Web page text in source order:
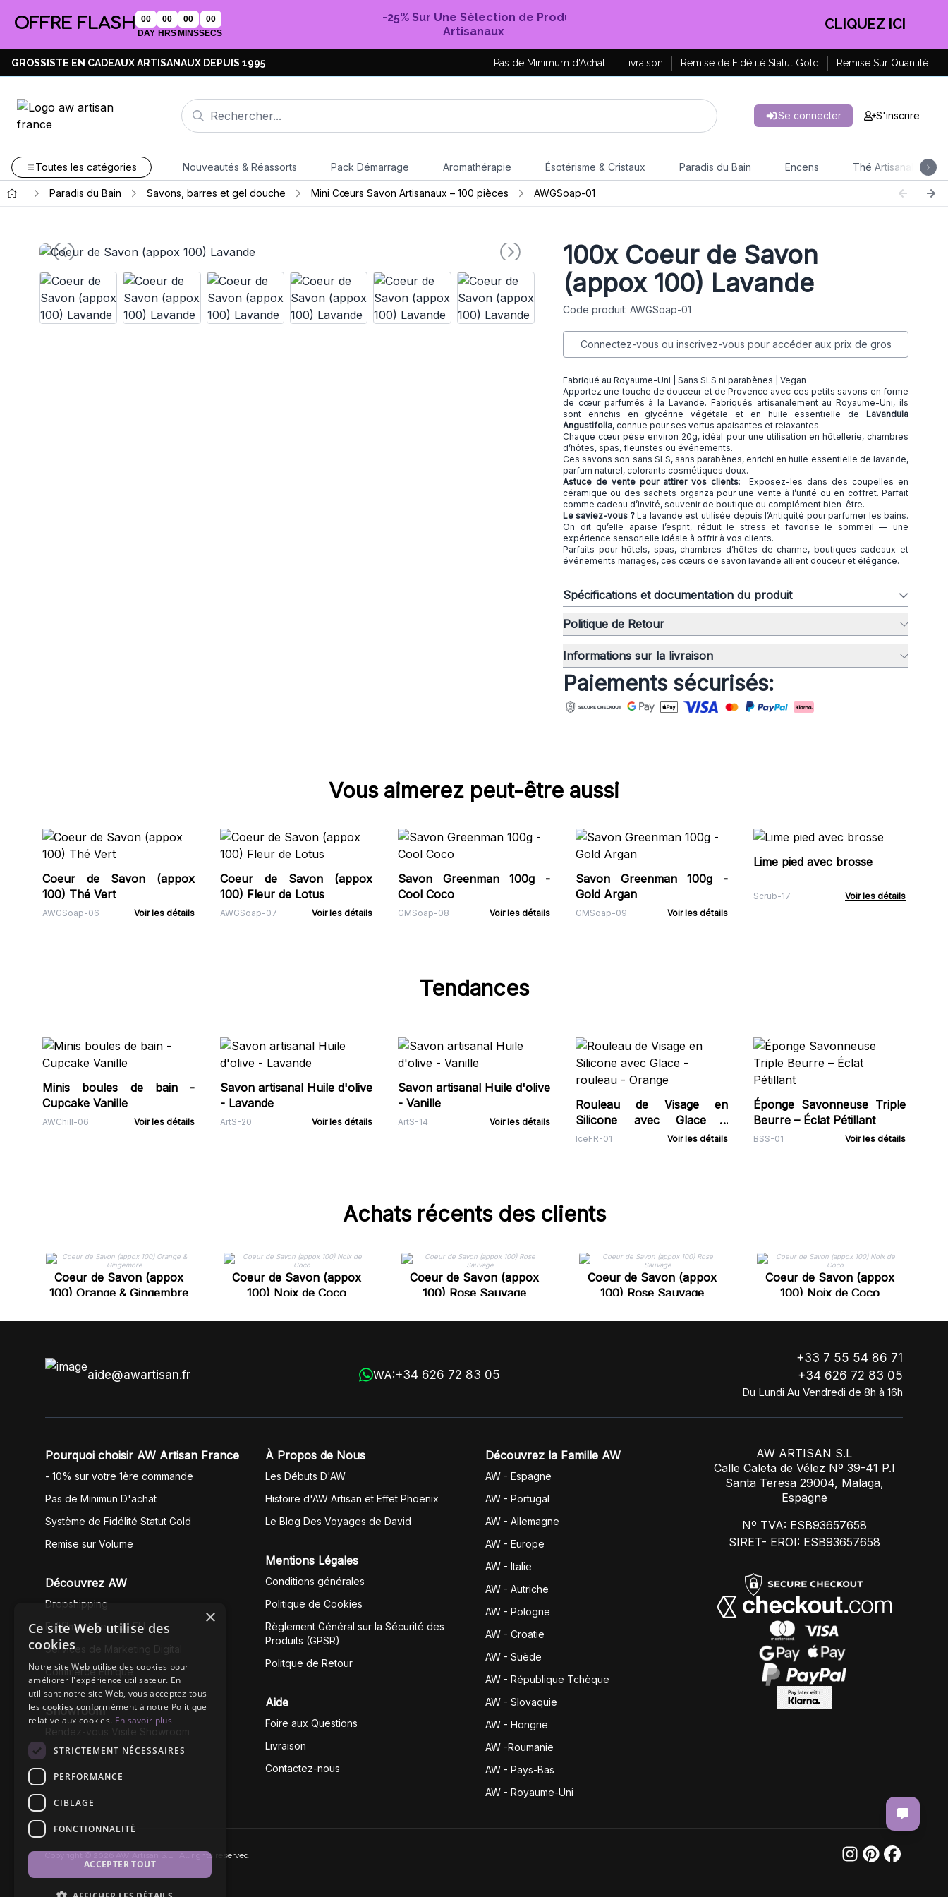
OFFRE FLASH
00
DAY
00
HRS
00
MINS
00
SECS
-25% Sur Une Sélection de Produits
Artisanaux
EN PROFITER !
GROSSISTE EN CADEAUX ARTISANAUX DEPUIS 1995 Pas de Minimum d'Achat Livraison Remise de Fidélité Statut Gold Remise Sur Quantité
Se connecter S'inscrire
Toutes les catégories Nouveautés & Réassorts Pack Démarrage Aromathérapie Ésotérisme & Cristaux Paradis du Bain Encens Thé Artisanal
Paradis du Bain Savons, barres et gel douche Mini Cœurs Savon Artisanaux – 100 pièces AWGSoap-01
100xCoeur de Savon
(appox 100) Lavande
Code produit: AWGSoap-01
Connectez-vous ou inscrivez-vous pour accéder aux prix de gros
Fabriqué au Royaume-Uni | Sans SLS ni parabènes | Vegan
Apportez une touche de douceur et de Provence avec ces petits savons en forme
de cœur parfumés à la Lavande. Fabriqués artisanalement au Royaume-Uni, ils
sont enrichis en glycérine végétale et en huile essentielle de Lavandula
Angustifolia, connue pour ses vertus apaisantes et relaxantes.
Chaque cœur pèse environ 20g, idéal pour une utilisation en hôtellerie, chambres
d’hôtes, spas, fleuristes ou événements.
Ces savons son sans SLS, sans parabènes, enrichi en huile essentielle de lavande,
parfum naturel, colorants cosmétiques doux.
Astuce de vente pour attirer vos clients: Exposez-les dans des coupelles en
céramique ou des sachets organza pour une vente à l’unité ou en coffret. Parfait
comme cadeau d’invité, souvenir de boutique ou complément bien-être.
Le saviez-vous ?La lavande est utilisée depuis l’Antiquité pour parfumer les bains.
On dit qu’elle apaise l’esprit, réduit le stress et favorise le sommeil — une
expérience sensorielle idéale à offrir à vos clients.
Parfaits pour hôtels, spas, chambres d’hôtes de charme, boutiques cadeaux et
événements mariages, ces cœurs de savon lavande allient douceur et élégance.
Spécifications et documentation du produit
Politique de Retour
Informations sur la livraison
Paiements sécurisés:
Vous aimerez peut-être aussi
Coeur de Savon (appox
100) Thé Vert
AWGSoap-06 Voir les détails
Coeur de Savon (appox
100) Fleur de Lotus
AWGSoap-07 Voir les détails
Savon Greenman 100g -
Cool Coco
GMSoap-08 Voir les détails
Savon Greenman 100g -
Gold Argan
GMSoap-09 Voir les détails
Lime pied avec brosse
Scrub-17 Voir les détails
Tendances
Minis boules de bain -
Cupcake Vanille
AWChill-06 Voir les détails
Savon artisanal Huile d'olive
- Lavande
ArtS-20 Voir les détails
Savon artisanal Huile d'olive
- Vanille
ArtS-14 Voir les détails
Rouleau de Visage en
Silicone avec Glace -
rouleau - Orange
IceFR-01 Voir les détails
Éponge Savonneuse Triple
Beurre – Éclat Pétillant
BSS-01 Voir les détails
Achats récents des clients
Coeur de Savon (appox
100) Orange & Gingembre
Coeur de Savon (appox
100) Noix de Coco
Coeur de Savon (appox
100) Rose Sauvage
Coeur de Savon (appox
100) Rose Sauvage
Coeur de Savon (appox
100) Noix de Coco
aide@awartisan.fr WA:+34 626 72 83 05
+33 7 55 54 86 71
+34 626 72 83 05
Du Lundi Au Vendredi de 8h à 16h
Pourquoi choisir AW Artisan France
- 10% sur votre 1ère commande
Pas de Minimun D'achat
Système de Fidélité Statut Gold
Remise sur Volume
Découvrez AW
Dropshipping
Fullfilment Service EU
Services de Marketing Digital
Commerce Éthique
Showroom
À Propos de Nous
Les Débuts D'AW
Histoire d'AW Artisan et Effet Phoenix
Le Blog Des Voyages de David
Mentions Légales
Conditions générales
Politique de Cookies
Règlement Général sur la Sécurité des
Produits (GPSR)
Politque de Retour
Aide
Foire aux Questions
Livraison
Contactez-nous
Découvrez la Famille AW
AW - Espagne
AW - Portugal
AW - Allemagne
AW - Europe
AW - Italie
AW - Autriche
AW - Pologne
AW - Croatie
AW - Suède
AW - République Tchèque
AW - Slovaquie
AW - Hongrie
AW -Roumanie
AW - Pays-Bas
AW - Royaume-Uni
AW ARTISAN S.L
Calle Caleta de Vélez Nº 39-41 P.I
Santa Teresa 29004, Malaga,
Espagne
Nº TVA: ESB93657658
SIRET- EROI: ESB93657658
Copyright © 2026 AW Artisan S.L,. All rights reserved.
×
Ce site Web utilise des
cookies
Notre site Web utilise des cookies pour
améliorer l'expérience utilisateur. En
utilisant notre site Web, vous acceptez tous
les cookies conformément à notre Politique
relative aux cookies. En savoir plus
STRICTEMENT NÉCESSAIRES
PERFORMANCE
CIBLAGE
FONCTIONNALITÉ
ACCEPTER TOUT